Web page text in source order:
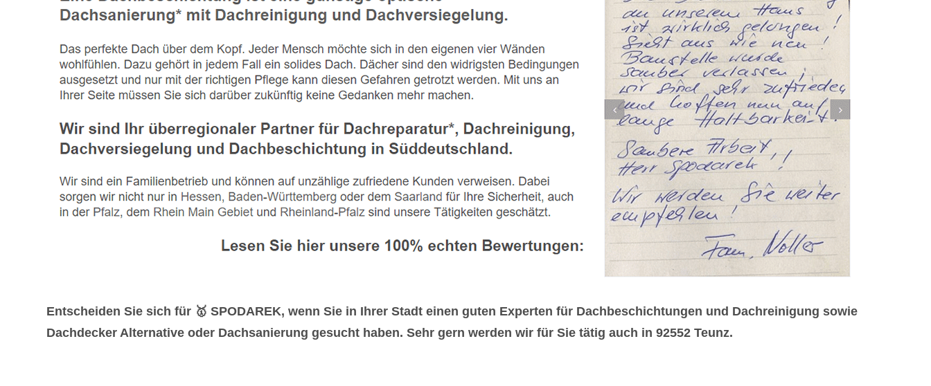
Entscheiden Sie sich für 🥇 SPODAREK, wenn Sie in Ihrer Stadt einen guten Experten für Dachbeschichtungen und Dachreinigung sowie
Dachdecker Alternative oder Dachsanierung gesucht haben. Sehr gern werden wir für Sie tätig auch in 92552 Teunz.